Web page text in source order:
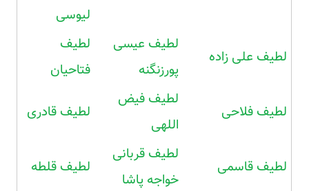
لیوسی
لطیف علی زاده
لطیف عیسی
پورزنگنه
لطیف
فتاحیان
لطیف فلاحی
لطیف فیض
اللهی
لطیف قادری
لطیف قاسمی
لطیف قربانی
خواجه پاشا
لطیف قلطه